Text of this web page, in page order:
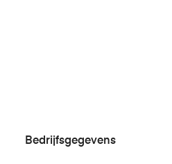
Bedrijfsgegevens